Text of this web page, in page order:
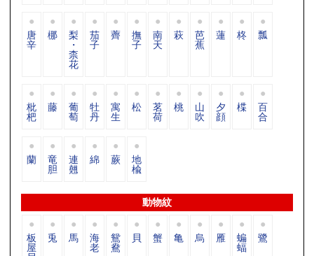
唐
辛
梛 梨
・
柰
花
茄
子
薺 撫
子
南
天
萩 芭
蕉
蓮 柊 瓢
枇
杷
藤 葡
萄
牡
丹
寓
生
松 茗
荷
桃 山
吹
夕
顔
楪 百
合
蘭 竜
胆
連
翹
綿 蕨 地
楡
動物紋
板
屋
兎 馬 海
老
鴛
鴦
貝 蟹 亀 烏 雁 蝙
蝠
鷺